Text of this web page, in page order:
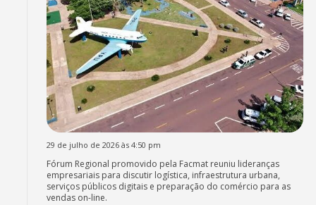
29 de julho de 2026 às 4:50 pm
Fórum Regional promovido pela Facmat reuniu lideranças
empresariais para discutir logística, infraestrutura urbana,
serviços públicos digitais e preparação do comércio para as
vendas on-line.